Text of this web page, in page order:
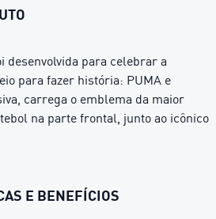
desenvolvida para celebrar a
para fazer história: PUMA e
carrega o emblema da maior
na parte frontal, junto ao icônico
E BENEFÍCIOS